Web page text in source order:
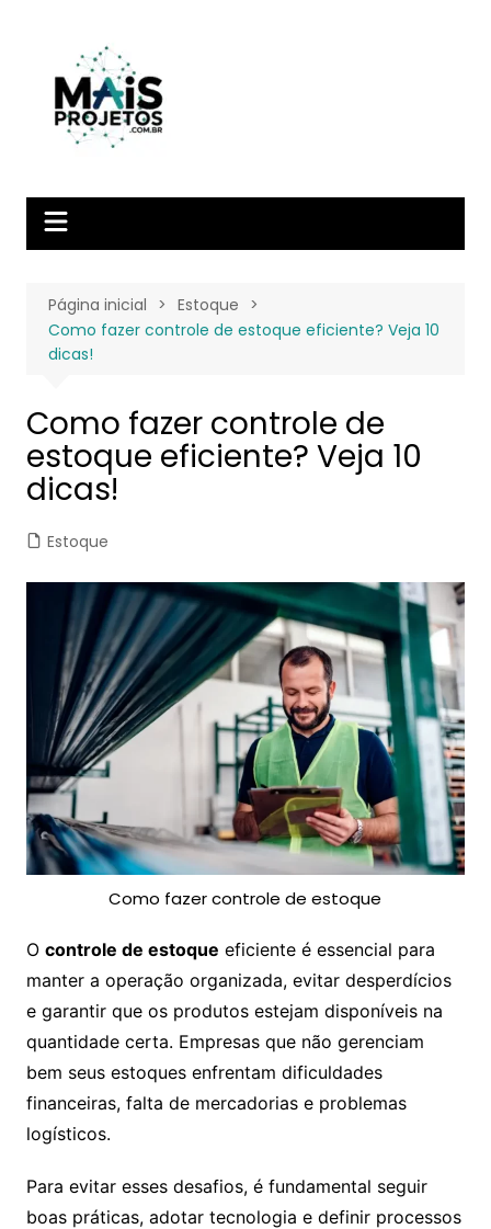
conteúdo
Página inicial
Estoque
Como fazer controle de estoque eficiente? Veja 10
dicas!
Como fazer controle de
estoque eficiente? Veja 10
dicas!
Estoque
Como fazer controle de estoque
O controle de estoque eficiente é essencial para
manter a operação organizada, evitar desperdícios
e garantir que os produtos estejam disponíveis na
quantidade certa. Empresas que não gerenciam
bem seus estoques enfrentam dificuldades
financeiras, falta de mercadorias e problemas
logísticos.
Para evitar esses desafios, é fundamental seguir
boas práticas, adotar tecnologia e definir processos